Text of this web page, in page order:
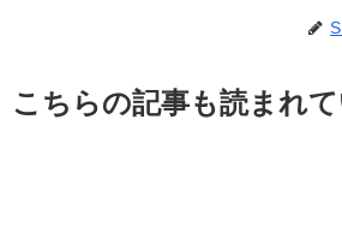
こちらの記事も読まれ